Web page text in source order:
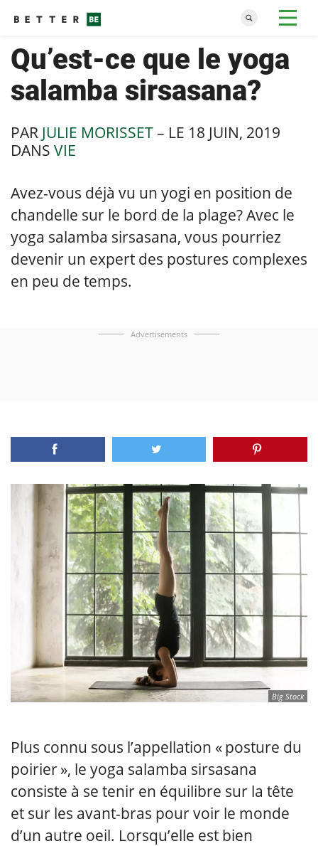
Qu’est-ce que le yoga
salamba sirsasana?
PAR JULIE MORISSET– LE 18 JUIN, 2019
DANS VIE
Avez-vous déjà vu un yogi en position de
chandelle sur le bord de la plage? Avec le
yoga salamba sirsasana, vous pourriez
devenir un expert des postures complexes
en peu de temps.
Advertisements
Big Stock
Plus connu sous l’appellation « posture du
poirier », le yoga salamba sirsasana
consiste à se tenir en équilibre sur la tête
et sur les avant-bras pour voir le monde
d’un autre oeil. Lorsqu’elle est bien